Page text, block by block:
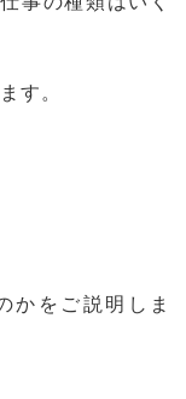
す。
かをご説明しま